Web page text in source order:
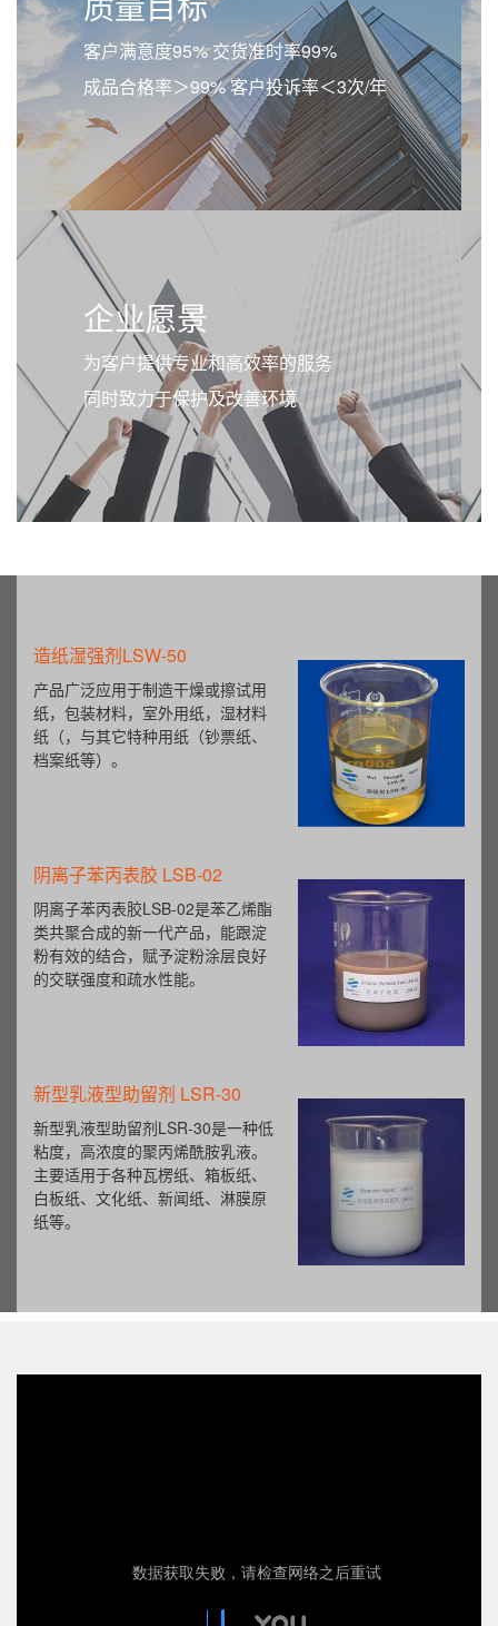
客户满意度95% 交货准时率99%
成品合格率＞99% 客户投诉率＜3次/年
企业愿景
为客户提供专业和高效率的服务
同时致力于保护及改善环境
造纸湿强剂LSW-50
产品广泛应用于制造干燥或擦试用
纸，包装材料，室外用纸，湿材料
纸（，与其它特种用纸（钞票纸、
档案纸等）。
阴离子苯丙表胶 LSB-02
阴离子苯丙表胶LSB-02是苯乙烯酯
类共聚合成的新一代产品，能跟淀
粉有效的结合，赋予淀粉涂层良好
的交联强度和疏水性能。
新型乳液型助留剂 LSR-30
新型乳液型助留剂LSR-30是一种低
粘度，高浓度的聚丙烯酰胺乳液。
主要适用于各种瓦楞纸、箱板纸、
白板纸、文化纸、新闻纸、淋膜原
纸等。